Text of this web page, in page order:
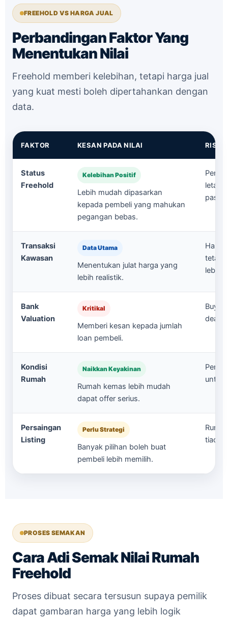
FREEHOLD VS HARGA JUAL
Perbandingan Faktor Yang
Menentukan Nilai
Freehold memberi kelebihan, tetapi harga jual
yang kuat mesti boleh dipertahankan dengan
data.
FAKTOR KESAN PADA NILAI
Status
Freehold
Kelebihan Positif
Lebih mudah dipasarkan
kepada pembeli yang mahukan
pegangan bebas.
letak
Transaksi
Kawasan
Data Utama
Menentukan julat harga yang
lebih realistik.
tetapi
lebih
Bank
Valuation
Kritikal
Memberi kesan kepada jumlah
loan pembeli.
Buyer
deal
Kondisi
Rumah
Naikkan Keyakinan
Rumah kemas lebih mudah
dapat offer serius.
untuk
Persaingan
Listing
Perlu Strategi
Banyak pilihan boleh buat
pembeli lebih memilih.
tiada
PROSES SEMAKAN
Cara Adi Semak Nilai Rumah
Freehold
Proses dibuat secara tersusun supaya pemilik
dapat gambaran harga yang lebih logik